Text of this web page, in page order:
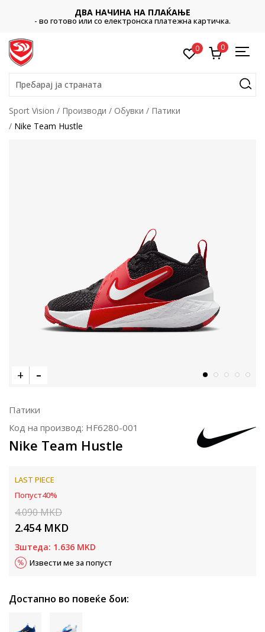
ДВА НАЧИНА НА ПЛАЌАЊЕ
- во готово или со електронска платежна картичка.
0 0
Пребарај ја страната
Sport Vision Производи Обувки
Патики
Nike Team Hustle
Патики
Код на производ: HF6280-001
Nike Team Hustle
LAST PIECE
Попуст40%
4.090MKD
2.454 MKD
Зштеда: 1.636 MKD
Извести ме за попуст
Достапно во повеќе бои: